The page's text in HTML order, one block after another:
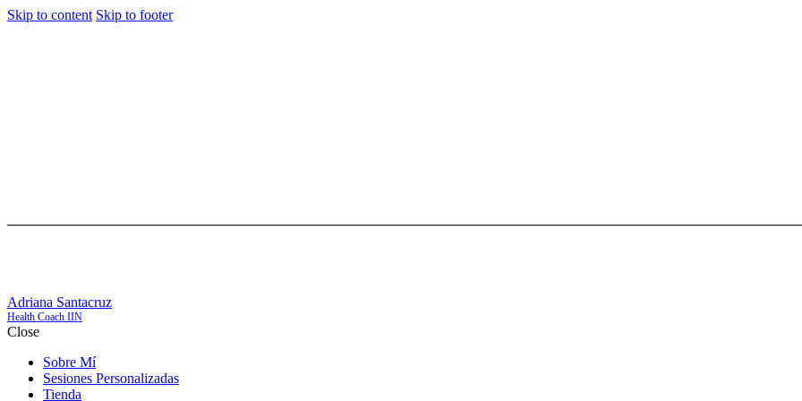
Skip to content Skip to footer
Adriana Santacruz
Health Coach IIN
Close
Sobre Mí
Sesiones Personalizadas
Tienda